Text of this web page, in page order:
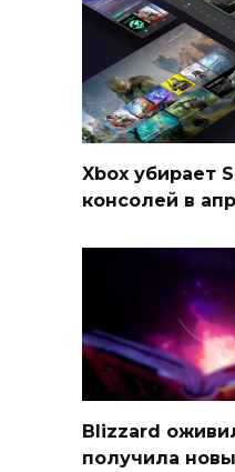
Xbox убирает
консолей в
Blizzard
получила